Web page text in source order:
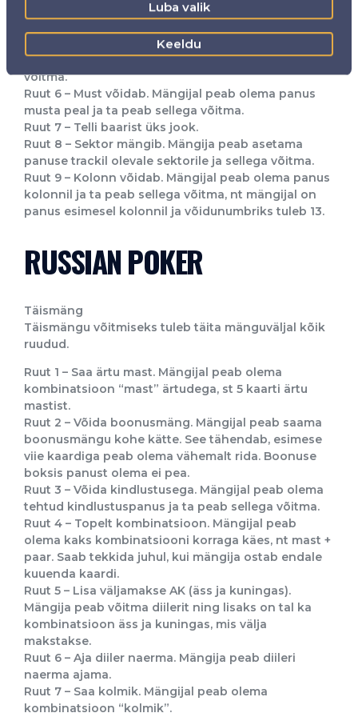
Luba valik
Keeldu
Ruut 4 – Punane võidab. Mängijal peab olema panus
Ruut 5 – Võidunumber 0 (straight up). Mängijal peab
olema panus otse number 0 peal ja see peab
võitma.
Ruut 6 – Must võidab. Mängijal peab olema panus
musta peal ja ta peab sellega võitma.
Ruut 7 – Telli baarist üks jook.
Ruut 8 – Sektor mängib. Mängija peab asetama
panuse trackil olevale sektorile ja sellega võitma.
Ruut 9 – Kolonn võidab. Mängijal peab olema panus
kolonnil ja ta peab sellega võitma, nt mängijal on
panus esimesel kolonnil ja võidunumbriks tuleb 13.
RUSSIAN POKER
Täismäng
Täismängu võitmiseks tuleb täita mänguväljal kõik
ruudud.
Ruut 1 – Saa ärtu mast. Mängijal peab olema
kombinatsioon “mast” ärtudega, st 5 kaarti ärtu
mastist.
Ruut 2 – Võida boonusmäng. Mängijal peab saama
boonusmängu kohe kätte. See tähendab, esimese
viie kaardiga peab olema vähemalt rida. Boonuse
boksis panust olema ei pea.
Ruut 3 – Võida kindlustusega. Mängijal peab olema
tehtud kindlustuspanus ja ta peab sellega võitma.
Ruut 4 – Topelt kombinatsioon. Mängijal peab
olema kaks kombinatsiooni korraga käes, nt mast +
paar. Saab tekkida juhul, kui mängija ostab endale
kuuenda kaardi.
Ruut 5 – Lisa väljamakse AK (äss ja kuningas).
Mängija peab võitma diilerit ning lisaks on tal ka
kombinatsioon äss ja kuningas, mis välja
makstakse.
Ruut 6 – Aja diiler naerma. Mängija peab diileri
naerma ajama.
Ruut 7 – Saa kolmik. Mängijal peab olema
kombinatsioon “kolmik”.